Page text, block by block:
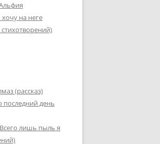
хочу на неге
(рассказ)
последний день
лишь пыль я